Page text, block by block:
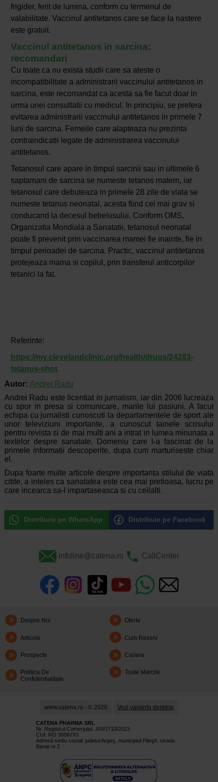
frigider, ferit de lumina, conform cu termenul de
valabilitate. Vaccinul antitetanos care se face la nastere
este gratuit.
Vaccinul antitetanos in sarcina:
recomandari
Cu toate ca nu exista studii care sa ateste o
incompatibilitate a administrarii vaccinului antitetanos in
sarcina, este recomandat ca acesta sa fie facut doar in
urma unei consultatii cu medicul. In principiu, se prefera
evitarea administrarii vaccinului antitetanos in primele 7
luni de sarcina. Femeile care alapteaza nu prezinta
contraindicatii legate de administrarea vaccinului
antitetanos.
Tetanosul care apare in timpul sarcinii sau in ultimele 6
saptamani de sarcina se numeste tetanos matern, iar
tetanosul care debuteaza in primele 28 zile de viata se
numeste tetanus neonatal, acesta fiind cel mai grav si
conducand la decesul bebelusului. Conform OMS,
Organizatia Mondiala a Sanatatii, tetanosul neonatal
poate fi prevenit prin vaccinarea mamei fie inainte, fie in
timpul perioadei de sarcina. Practic, vaccinul antitetanos
protejeaza mama si copilul, prin transferul anticorpilor
tetanici la fat.
Referinte:
https://my.clevelandclinic.org/health/drugs/24283-
tetanus-shot
Autor: Andrei Radu
Andrei Radu este licentiat in jurnalism, iar din 2006 lucreaza
cu spor in presa si comunicare, marile lui pasiuni. A facut
echipa cu jurnalisti cunoscuti la departamentele de sport ale
unor televiziuni importante, a cunoscut tainele scrisului
pentru revista si de mai multi ani a intrat in lumea minunata a
textelor despre sanatate. Domeniu care l-a fascinat de la
primele informatii descoperite, dupa cum marturiseste chiar
el.
Dupa foarte multe articole despre importanta stilului de viata
citite, a inteles ca sanatatea este cea mai pretioasa, lucru pe
care incearca sa-l impartaseasca si cu ceilalti.
Distribuie pe WhatsApp Distribuie pe Facebook
infoline@catena.ro CallCenter
Despre Noi Oferte
Articole Cum Rezerv
Prospecte Cariere
Politica De
Confidentialitate
Toate Marcile
www.catena.ro - © 2026 Vezi varianta desktop
CATENA PHARMA SRL
Nr. Registrul Comerţului: J03/2710/2023
CUI: RO 3008793
Adresă sediu social: judetul Argeş, municipiul Piteşti, strada
Banat nr.2